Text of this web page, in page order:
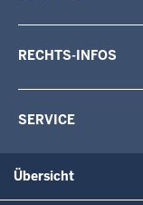
RECHTS-INFOS
SERVICE
Übersicht